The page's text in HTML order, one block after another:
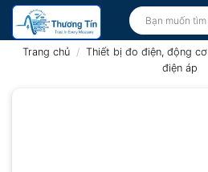
Bỏ
qua
Tìm
kiếm:
Trang chủ / Thiết bị đo điện, động cơ
điện áp